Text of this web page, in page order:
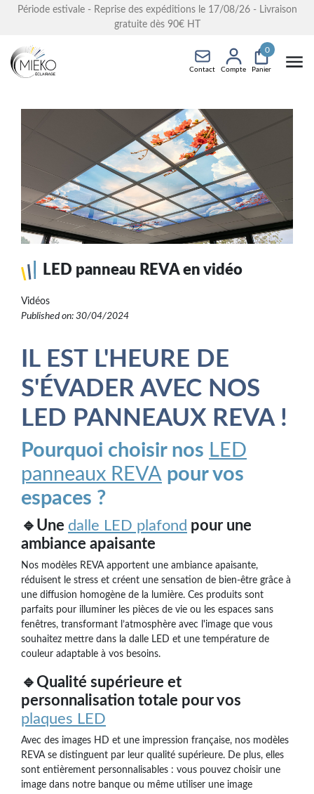
Période estivale - Reprise des expéditions le 17/08/26 - Livraison
gratuite dès 90€ HT
Contact Compte Panier
0
LED panneau REVA en vidéo
Vidéos
Published on: 30/04/2024
IL EST L'HEURE DE
S'ÉVADER AVEC NOS
LED PANNEAUX REVA !
Pourquoi choisir nos LED
panneaux REVA pour vos
espaces ?
🔹Une dalle LED plafond pour une
ambiance apaisante
Nos modèles REVA apportent une ambiance apaisante,
réduisent le stress et créent une sensation de bien-être grâce à
une diffusion homogène de la lumière. Ces produits sont
parfaits pour illuminer les pièces de vie ou les espaces sans
fenêtres, transformant l’atmosphère avec l'image que vous
souhaitez mettre dans la dalle LED et une température de
couleur adaptable à vos besoins.
🔹Qualité supérieure et
personnalisation totale pour vos
plaques LED
Avec des images HD et une impression française, nos modèles
REVA se distinguent par leur qualité supérieure. De plus, elles
sont entièrement personnalisables : vous pouvez choisir une
image dans notre banque ou même utiliser une image